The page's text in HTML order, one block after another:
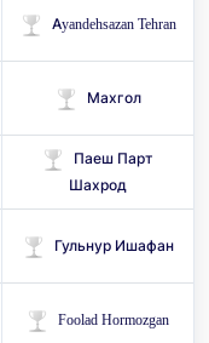
Ayandehsazan Tehran
Махгол
Паеш Парт
Шахрод
Гульнур Ишафан
Foolad Hormozgan